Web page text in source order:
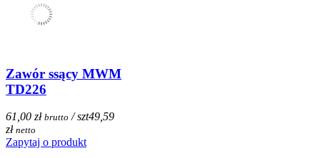
Zawór ssący MWM
TD226
61,00 zł brutto / szt49,59
zł netto
Zapytaj o produkt